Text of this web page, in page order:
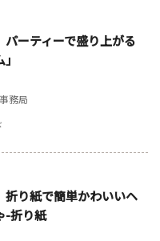
パーティーで盛り上がる
務局
折り紙で簡単かわいいヘ
-折り紙